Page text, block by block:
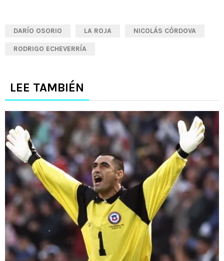
DARÍO OSORIO LA ROJA NICOLÁS CÓRDOVA
RODRIGO ECHEVERRÍA
LEE TAMBIÉN